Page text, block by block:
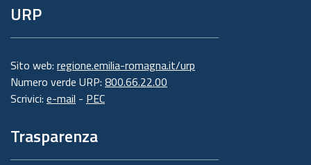
URP
Sito web: regione.emilia-romagna.it/urp
Numero verde URP: 800.66.22.00
Scrivici: e-mail - PEC
Trasparenza